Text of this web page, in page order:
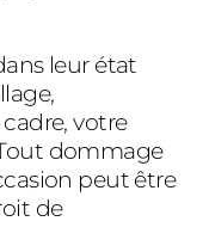
leur état
votre
dommage
peut être
de